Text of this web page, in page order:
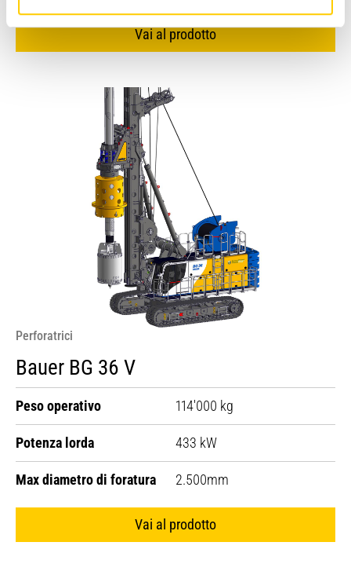
Vai al prodotto
Perforatrici
Bauer BG 36 V
Peso operativo 114'000 kg
Potenza lorda 433 kW
Max diametro di foratura 2.500mm
Vai al prodotto